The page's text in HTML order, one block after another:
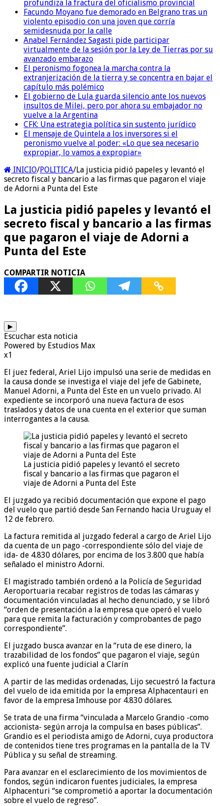
profundiza la fractura del oficialismo provincial
Facundo Moyano fue demorado en Belgrano tras un
violento episodio con una joven que corría
semidesnuda por la calle
Anabel Fernández Sagasti pide participar
virtualmente de la sesión por la Ley de Tierras por su
avanzado embarazo
El peronismo fogonea la marcha contra la
extranjerización de la tierra y se concentra en bajar el
capítulo más polémico
El gobierno de Lula guarda silencio ante los nuevos
insultos de Milei, pero por ahora su embajador no
vuelve a la Argentina
CFK: Una estrategia política sin sustento jurídico
El mensaje de Quintela a los inversores si el
peronismo vuelve al poder: «Lo que sea necesario
expropiar, lo vamos a expropiar»
INICIO/POLITICA/La justicia pidió papeles y levantó el
secreto fiscal y bancario a las firmas que pagaron el viaje
de Adorni a Punta del Este
La justicia pidió papeles y levantó el
secreto fiscal y bancario a las firmas
que pagaron el viaje de Adorni a
Punta del Este
COMPARTIR NOTICIA
▶
Escuchar esta noticia
Powered by Estudios Max
x1
El juez federal, Ariel Lijo impulsó una serie de medidas en
la causa donde se investiga el viaje del jefe de Gabinete,
Manuel Adorni, a Punta del Este en un vuelo privado. Al
expediente se incorporó una nueva factura de esos
traslados y datos de una cuenta en el exterior que suman
interrogantes a la causa.
La justicia pidió papeles y levantó el secreto
fiscal y bancario a las firmas que pagaron el
viaje de Adorni a Punta del Este
El juzgado ya recibió documentación que expone el pago
del vuelo que partió desde San Fernando hacia Uruguay el
12 de febrero.
La factura remitida al juzgado federal a cargo de Ariel Lijo
da cuenta de un pago -correspondiente sólo del viaje de
ida- de 4.830 dólares, por encima de los 3.800 que había
señalado el ministro Adorni.
El magistrado también ordenó a la Policía de Seguridad
Aeroportuaria recabar registros de todas las cámaras y
documentación vinculadas al hecho denunciado, y se libró
“orden de presentación a la empresa que operó el vuelo
para que remita la facturación y comprobantes de pago
correspondiente”.
El juzgado busca avanzar en la “ruta de ese dinero, la
trazabilidad de los fondos” que pagaron el viaje, según
explicó una fuente judicial a Clarín
A partir de las medidas ordenadas, Lijo secuestró la factura
del vuelo de ida emitida por la empresa Alphacentauri en
favor de la empresa Imhouse por 4.830 dólares.
Se trata de una firma “vinculada a Marcelo Grandio -como
accionista- según arroja la compulsa en bases públicas”.
Grandio es el periodista amigo de Adorni, cuya productora
de contenidos tiene tres programas en la pantalla de la TV
Pública y su señal de streaming.
Para avanzar en el esclarecimiento de los movimientos de
fondos, según indicaron fuentes judiciales, la empresa
Alphacenturi “se comprometió a aportar la documentación
sobre el vuelo de regreso”.